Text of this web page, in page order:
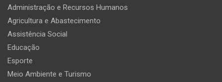
Administração e Recursos Humanos
Agricultura e Abastecimento
Assistência Social
Educação
Esporte
Meio Ambiente e Turismo